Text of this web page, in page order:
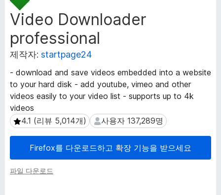
x
브
부
가
기
Video Downloader
professional
제작자: startpage24
- download and save videos embedded into a website
to your hard disk - add youtube, vimeo and other
videos easily to your video list - supports up to 4k
videos
4.1 (리뷰 5,014개)
4.1 (리뷰 5,014개) 사용자 137,289명
사용자 137,289명
Firefox를 다운로드하고 확장 기능을 받으세요
파일 다운로드
장
메
타
데
이
터